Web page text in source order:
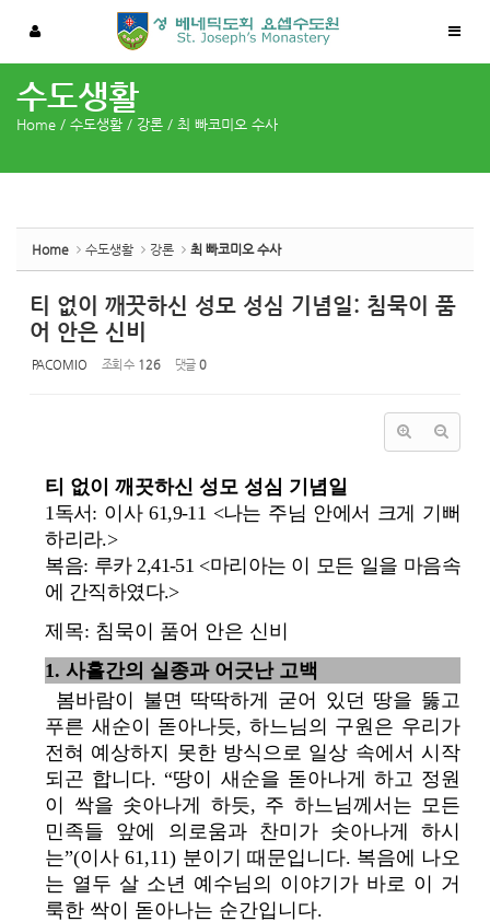
수도생활
Home / 수도생활 / 강론 / 최 빠코미오 수사
Home 수도생활 강론 최 빠코미오 수사
티 없이 깨끗하신 성모 성심 기념일: 침묵이 품
어 안은 신비
PACOMIO 조회 수 126 댓글 0
티 없이 깨끗하신 성모 성심 기념일
1독서: 이사 61,9-11 <나는 주님 안에서 크게 기뻐
하리라.>
복음: 루카 2,41-51 <마리아는 이 모든 일을 마음속
에 간직하였다.>
제목: 침묵이 품어 안은 신비
1. 사흘간의 실종과 어긋난 고백
봄바람이 불면 딱딱하게 굳어 있던 땅을 뚫고
푸른 새순이 돋아나듯, 하느님의 구원은 우리가
전혀 예상하지 못한 방식으로 일상 속에서 시작
되곤 합니다. “땅이 새순을 돋아나게 하고 정원
이 싹을 솟아나게 하듯, 주 하느님께서는 모든
민족들 앞에 의로움과 찬미가 솟아나게 하시
는”(이사 61,11) 분이기 때문입니다. 복음에 나오
는 열두 살 소년 예수님의 이야기가 바로 이 거
룩한 싹이 돋아나는 순간입니다.